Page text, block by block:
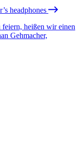
headphones
heißen wir einen
Gehmacher,